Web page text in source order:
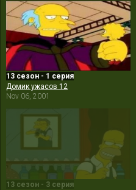
13 сезон - 1 серия
Домик ужасов 12
Nov 06, 2001
13 сезон - 3 серия